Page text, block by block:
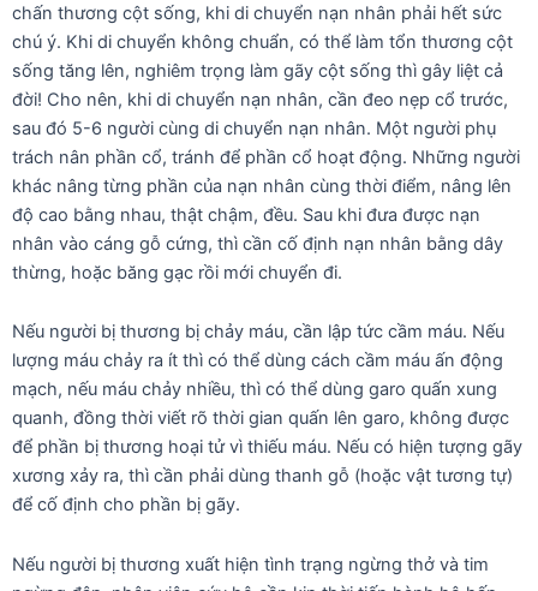
chấn thương cột sống, khi di chuyển nạn nhân phải hết sức
chú ý. Khi di chuyển không chuẩn, có thể làm tổn thương cột
sống tăng lên, nghiêm trọng làm gãy cột sống thì gây liệt cả
đời! Cho nên, khi di chuyển nạn nhân, cần đeo nẹp cổ trước,
sau đó 5-6 người cùng di chuyển nạn nhân. Một người phụ
trách nân phần cổ, tránh để phần cổ hoạt động. Những người
khác nâng từng phần của nạn nhân cùng thời điểm, nâng lên
độ cao bằng nhau, thật chậm, đều. Sau khi đưa được nạn
nhân vào cáng gỗ cứng, thì cần cố định nạn nhân bằng dây
thừng, hoặc băng gạc rồi mới chuyển đi.
Nếu người bị thương bị chảy máu, cần lập tức cầm máu. Nếu
lượng máu chảy ra ít thì có thể dùng cách cầm máu ấn động
mạch, nếu máu chảy nhiều, thì có thể dùng garo quấn xung
quanh, đồng thời viết rõ thời gian quấn lên garo, không được
để phần bị thương hoại tử vì thiếu máu. Nếu có hiện tượng gãy
xương xảy ra, thì cần phải dùng thanh gỗ (hoặc vật tương tự)
để cố định cho phần bị gãy.
Nếu người bị thương xuất hiện tình trạng ngừng thở và tim